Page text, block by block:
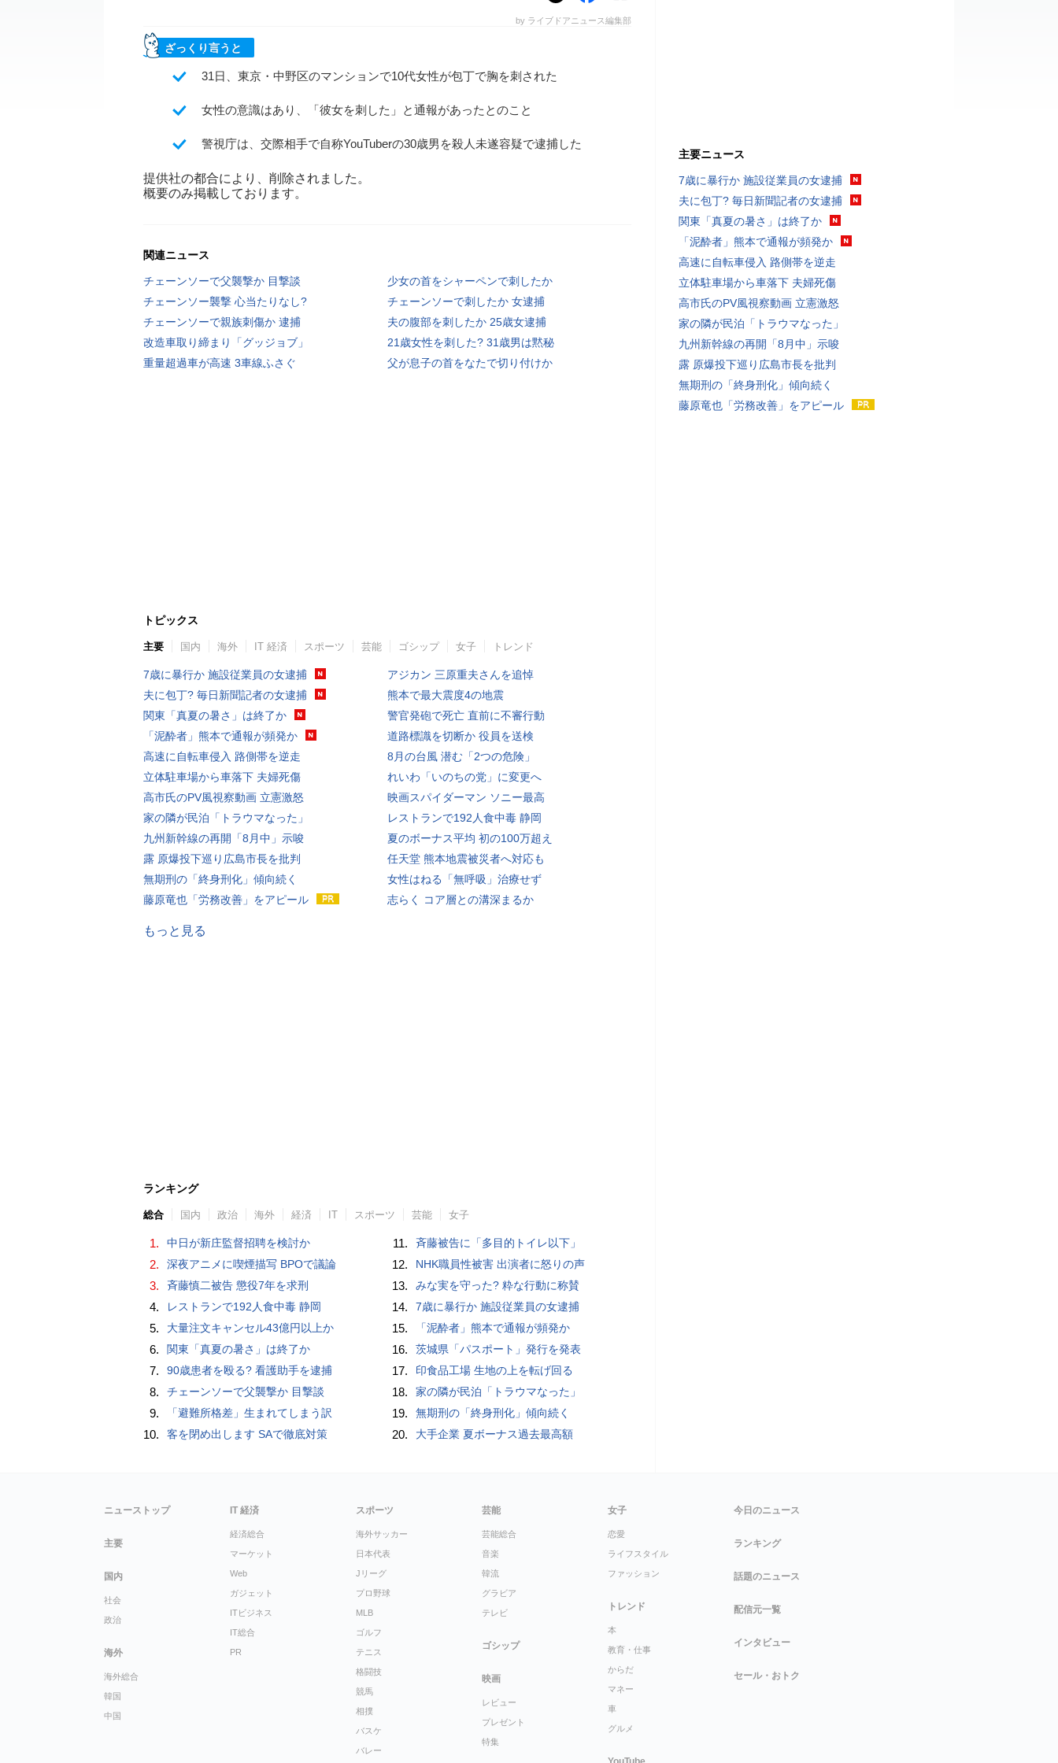
by ライブドアニュース編集部
ざっくり言うと
31日、東京・中野区のマンションで10代女性が包丁で胸を刺された
女性の意識はあり、「彼女を刺した」と通報があったとのこと
警視庁は、交際相手で自称YouTuberの30歳男を殺人未遂容疑で逮捕した
提供社の都合により、削除されました。
概要のみ掲載しております。
関連ニュース
チェーンソーで父襲撃か 目撃談
少女の首をシャーペンで刺したか
チェーンソー襲撃 心当たりなし?
チェーンソーで刺したか 女逮捕
チェーンソーで親族刺傷か 逮捕
夫の腹部を刺したか 25歳女逮捕
改造車取り締まり「グッジョブ」
21歳女性を刺した? 31歳男は黙秘
重量超過車が高速 3車線ふさぐ
父が息子の首をなたで切り付けか
トピックス
主要 国内 海外 IT 経済 スポーツ 芸能 ゴシップ 女子 トレンド
7歳に暴行か 施設従業員の女逮捕
夫に包丁? 毎日新聞記者の女逮捕
関東「真夏の暑さ」は終了か
「泥酔者」熊本で通報が頻発か
高速に自転車侵入 路側帯を逆走
立体駐車場から車落下 夫婦死傷
高市氏のPV風視察動画 立憲激怒
家の隣が民泊「トラウマなった」
九州新幹線の再開「8月中」示唆
露 原爆投下巡り広島市長を批判
無期刑の「終身刑化」傾向続く
藤原竜也「労務改善」をアピール
アジカン 三原重夫さんを追悼
熊本で最大震度4の地震
警官発砲で死亡 直前に不審行動
道路標識を切断か 役員を送検
8月の台風 潜む「2つの危険」
れいわ「いのちの党」に変更へ
映画スパイダーマン ソニー最高
レストランで192人食中毒 静岡
夏のボーナス平均 初の100万超え
任天堂 熊本地震被災者へ対応も
女性はねる「無呼吸」治療せず
志らく コア層との溝深まるか
もっと見る
ランキング
総合 国内 政治 海外 経済 IT スポーツ 芸能 女子
1. 中日が新庄監督招聘を検討か
2. 深夜アニメに喫煙描写 BPOで議論
3. 斉藤慎二被告 懲役7年を求刑
4. レストランで192人食中毒 静岡
5. 大量注文キャンセル43億円以上か
6. 関東「真夏の暑さ」は終了か
7. 90歳患者を殴る? 看護助手を逮捕
8. チェーンソーで父襲撃か 目撃談
9. 「避難所格差」生まれてしまう訳
10. 客を閉め出します SAで徹底対策
11. 斉藤被告に「多目的トイレ以下」
12. NHK職員性被害 出演者に怒りの声
13. みな実を守った? 粋な行動に称賛
14. 7歳に暴行か 施設従業員の女逮捕
15. 「泥酔者」熊本で通報が頻発か
16. 茨城県「パスポート」発行を発表
17. 印食品工場 生地の上を転げ回る
18. 家の隣が民泊「トラウマなった」
19. 無期刑の「終身刑化」傾向続く
20. 大手企業 夏ボーナス過去最高額
主要ニュース
7歳に暴行か 施設従業員の女逮捕
夫に包丁? 毎日新聞記者の女逮捕
関東「真夏の暑さ」は終了か
「泥酔者」熊本で通報が頻発か
高速に自転車侵入 路側帯を逆走
立体駐車場から車落下 夫婦死傷
高市氏のPV風視察動画 立憲激怒
家の隣が民泊「トラウマなった」
九州新幹線の再開「8月中」示唆
露 原爆投下巡り広島市長を批判
無期刑の「終身刑化」傾向続く
藤原竜也「労務改善」をアピール
ニューストップ
主要
国内
社会
政治
海外
海外総合
韓国
中国
IT 経済
経済総合
マーケット
Web
ガジェット
ITビジネス
IT総合
PR
スポーツ
海外サッカー
日本代表
Jリーグ
プロ野球
MLB
ゴルフ
テニス
格闘技
競馬
相撲
バスケ
バレー
芸能
芸能総合
音楽
韓流
グラビア
テレビ
ゴシップ
映画
レビュー
プレゼント
特集
女子
恋愛
ライフスタイル
ファッション
トレンド
本
教育・仕事
からだ
マネー
車
グルメ
今日のニュース
ランキング
話題のニュース
配信元一覧
インタビュー
セール・おトク